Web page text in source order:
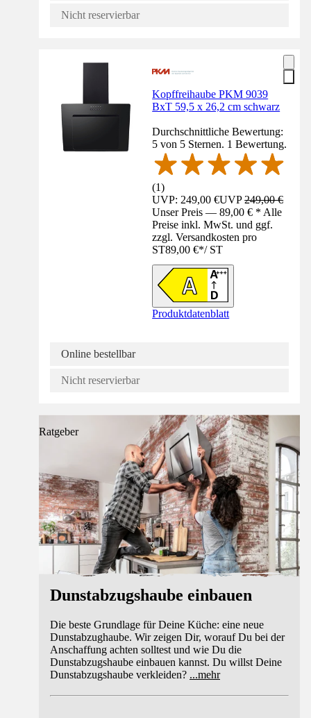
Nicht reservierbar
Kopffreihaube PKM 9039
BxT 59,5 x 26,2 cm schwarz
Durchschnittliche Bewertung:
5 von 5 Sternen. 1 Bewertung.
(1)
UVP: 249,00 €UVP249,00 €
Unser Preis — 89,00 € * Alle
Preise inkl. MwSt. und ggf.
zzgl. Versandkosten pro
ST89,00 €*/ ST
Produktdatenblatt
Online bestellbar
Nicht reservierbar
Ratgeber
Dunstabzugshaube einbauen
Die beste Grundlage für Deine Küche: eine neue
Dunstabzughaube. Wir zeigen Dir, worauf Du bei der
Anschaffung achten solltest und wie Du die
Dunstabzugshaube einbauen kannst. Du willst Deine
Dunstabzugshaube verkleiden? ...mehr